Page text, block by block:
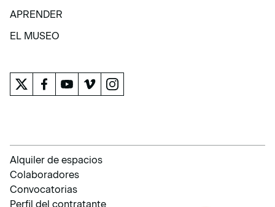
COLECCIÓN
APRENDER
APRENDER
EL MUSEO
Alquiler de espacios
Colaboradores
Convocatorias
Perfil del contratante